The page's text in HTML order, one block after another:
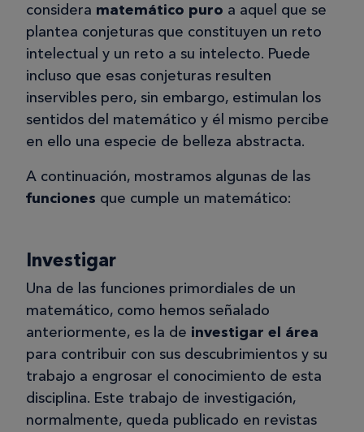
considera matemático puro a aquel que se
plantea conjeturas que constituyen un reto
intelectual y un reto a su intelecto. Puede
incluso que esas conjeturas resulten
inservibles pero, sin embargo, estimulan los
sentidos del matemático y él mismo percibe
en ello una especie de belleza abstracta.
A continuación, mostramos algunas de las
funciones que cumple un matemático:
Investigar
Una de las funciones primordiales de un
matemático, como hemos señalado
anteriormente, es la de investigar el área
para contribuir con sus descubrimientos y su
trabajo a engrosar el conocimiento de esta
disciplina. Este trabajo de investigación,
normalmente, queda publicado en revistas